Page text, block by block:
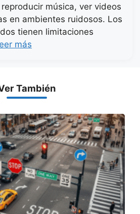
música, ver videos
en ambientes ruidosos. Los
tienen limitaciones
más
También